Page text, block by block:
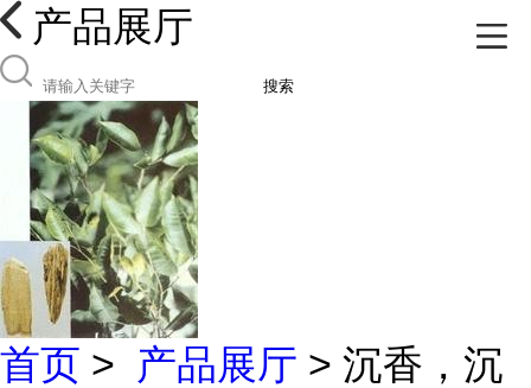
产品展厅
搜索
首页 > 产品展厅 > 沉香，沉